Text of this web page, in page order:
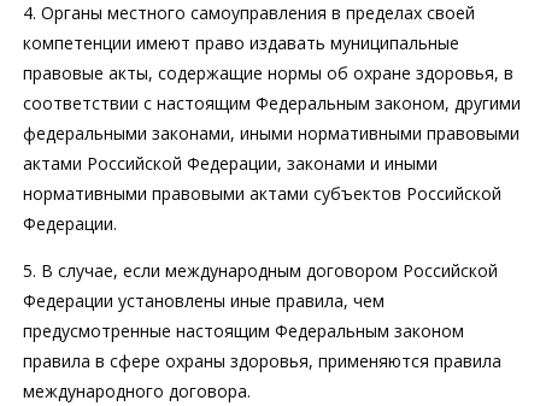
4. Органы местного самоуправления в пределах своей
компетенции имеют право издавать муниципальные
правовые акты, содержащие нормы об охране здоровья, в
соответствии с настоящим Федеральным законом, другими
федеральными законами, иными нормативными правовыми
актами Российской Федерации, законами и иными
нормативными правовыми актами субъектов Российской
Федерации.
5. В случае, если международным договором Российской
Федерации установлены иные правила, чем
предусмотренные настоящим Федеральным законом
правила в сфере охраны здоровья, применяются правила
международного договора.